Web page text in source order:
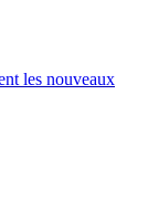
les nouveaux